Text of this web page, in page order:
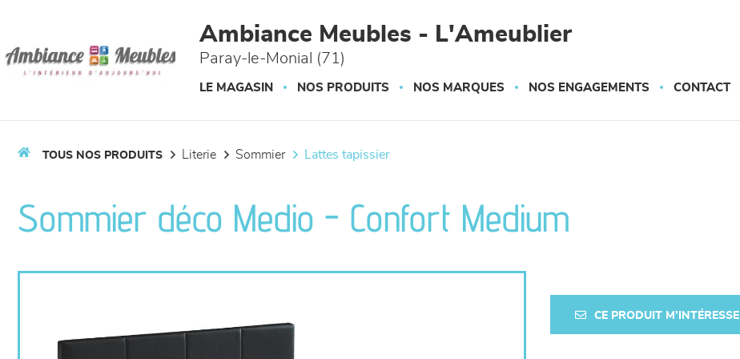
Ambiance Meubles - L'Ameublier
Paray-le-Monial (71)
LE MAGASIN NOS PRODUITS NOS MARQUES NOS ENGAGEMENTS CONTACT
TOUS NOS PRODUITS literie sommier lattes tapissier
Sommier déco Medio - Confort Medium
CE PRODUIT M'INTÉRESSE